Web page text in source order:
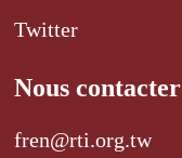
Twitter
Nous contacter
fren@rti.org.tw